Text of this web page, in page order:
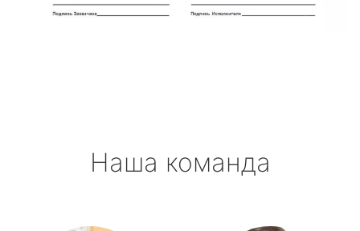
Наша команда